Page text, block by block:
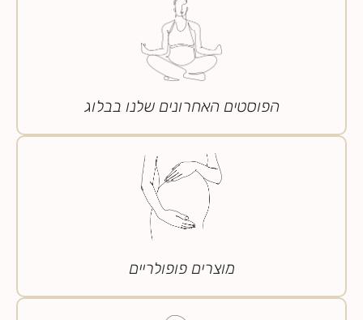
הפוסטים האחרונים שלנו בבלוג
מוצרים פופולריים